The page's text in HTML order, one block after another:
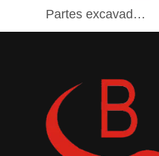
Partes excavadoras Bn 31n8-10180 31n8-10181 31E9-01052 31n8-13910 Swing Caja de cambios de reducción para Hyundai R335-7 R305-7 R290-7